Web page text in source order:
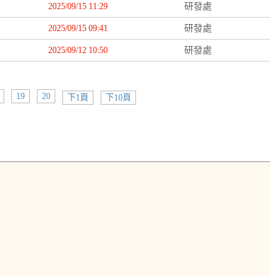
2025/09/15 11:29 研發處
2025/09/15 09:41 研發處
2025/09/12 10:50 研發處
19 20 下1頁 下10頁